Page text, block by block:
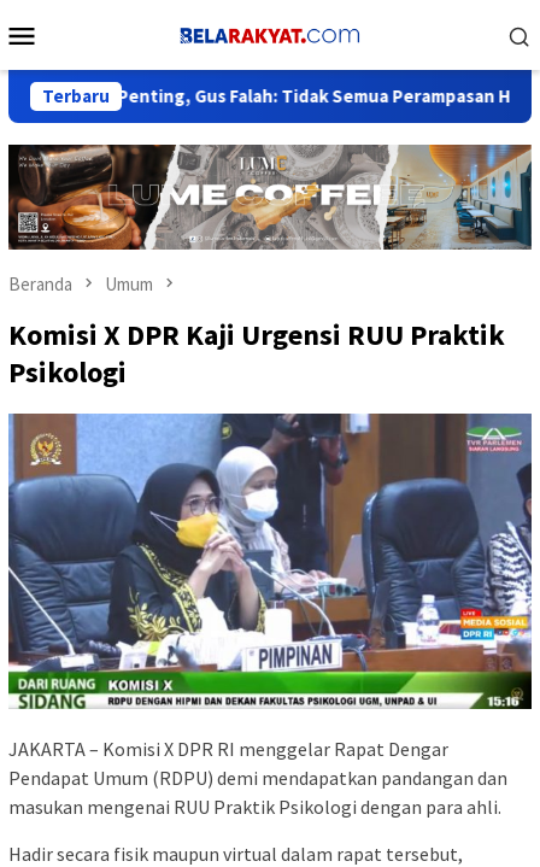
ke
Mobile
Terbaru
Penting, Gus Falah: Tidak Semua Perampasan Harus Tunggu
Beranda Umum
Komisi X DPR Kaji Urgensi RUU Praktik
Psikologi
JAKARTA – Komisi X DPR RI menggelar Rapat Dengar
Pendapat Umum (RDPU) demi mendapatkan pandangan dan
masukan mengenai RUU Praktik Psikologi dengan para ahli.
Hadir secara fisik maupun virtual dalam rapat tersebut,